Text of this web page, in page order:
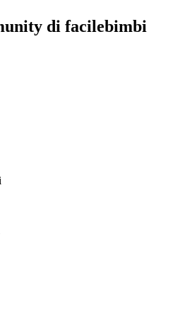
di facilebimbi